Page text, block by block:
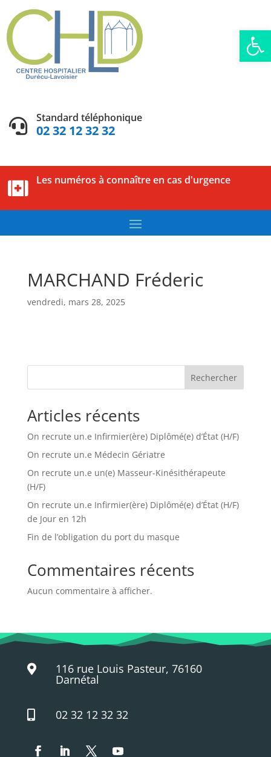
Ouvrir
 Standard téléphonique
02 32 12 32 32
 Les numéros à connaître en cas d'urgence
MARCHAND Fréderic
vendredi, mars 28, 2025
Rechercher
Articles récents
On recrute un.e Infirmier(ère) Diplômé(e) d’État (H/F)
On recrute un.e Médecin Gériatre
On recrute un.e un(e) Masseur-Kinésithérapeute
(H/F)
On recrute un.e Infirmier(ère) Diplômé(e) d’État (H/F)
de Jour en 12h
Fin de l’obligation du port du masque
Commentaires récents
Aucun commentaire à afficher.
 116 rue Louis Pasteur, 76160
Darnétal
 02 32 12 32 32